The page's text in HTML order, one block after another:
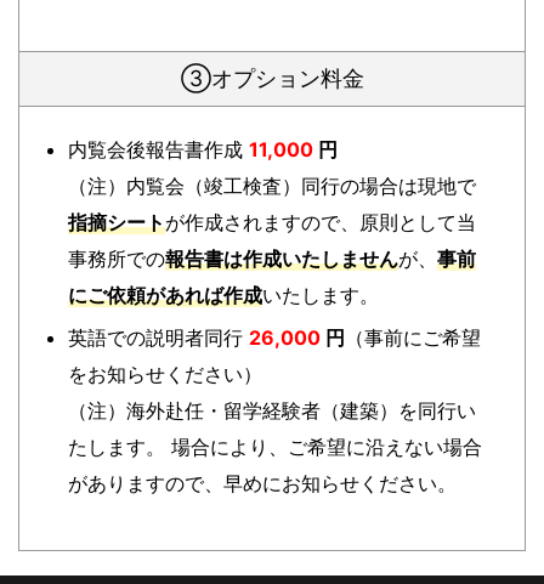
③オプション料金
内覧会後報告書作成 11,000 円
（注）内覧会（竣工検査）同行の場合は現地で
指摘シートが作成されますので、原則として当
事務所での報告書は作成いたしませんが、 事前
にご依頼があれば作成いたします。
英語での説明者同行 26,000 円 （事前にご希望
をお知らせください）
（注）海外赴任・留学経験者（建築）を同行い
たします。 場合により、ご希望に沿えない場合
がありますので、早めにお知らせください。